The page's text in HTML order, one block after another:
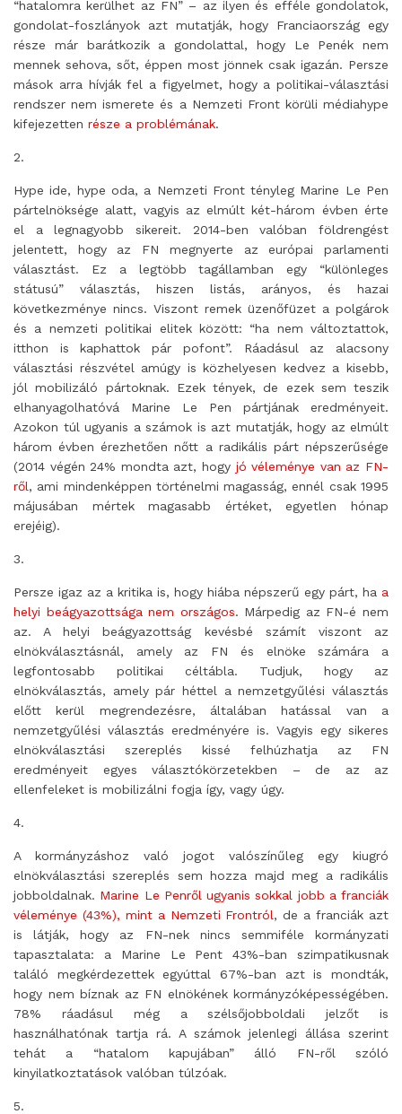
“hatalomra kerülhet az FN” – az ilyen és efféle gondolatok,
gondolat-foszlányok azt mutatják, hogy Franciaország egy
része már barátkozik a gondolattal, hogy Le Penék nem
mennek sehova, sőt, éppen most jönnek csak igazán. Persze
mások arra hívják fel a figyelmet, hogy a politikai-választási
rendszer nem ismerete és a Nemzeti Front körüli médiahype
kifejezetten része a problémának.
2.
Hype ide, hype oda, a Nemzeti Front tényleg Marine Le Pen
pártelnöksége alatt, vagyis az elmúlt két-három évben érte
el a legnagyobb sikereit. 2014-ben valóban földrengést
jelentett, hogy az FN megnyerte az európai parlamenti
választást. Ez a legtöbb tagállamban egy “különleges
státusú” választás, hiszen listás, arányos, és hazai
következménye nincs. Viszont remek üzenőfüzet a polgárok
és a nemzeti politikai elitek között: “ha nem változtattok,
itthon is kaphattok pár pofont”. Ráadásul az alacsony
választási részvétel amúgy is közhelyesen kedvez a kisebb,
jól mobilizáló pártoknak. Ezek tények, de ezek sem teszik
elhanyagolhatóvá Marine Le Pen pártjának eredményeit.
Azokon túl ugyanis a számok is azt mutatják, hogy az elmúlt
három évben érezhetően nőtt a radikális párt népszerűsége
(2014 végén 24% mondta azt, hogy jó véleménye van az FN-
ről, ami mindenképpen történelmi magasság, ennél csak 1995
májusában mértek magasabb értéket, egyetlen hónap
erejéig).
3.
Persze igaz az a kritika is, hogy hiába népszerű egy párt, ha a
helyi beágyazottsága nem országos. Márpedig az FN-é nem
az. A helyi beágyazottság kevésbé számít viszont az
elnökválasztásnál, amely az FN és elnöke számára a
legfontosabb politikai céltábla. Tudjuk, hogy az
elnökválasztás, amely pár héttel a nemzetgyűlési választás
előtt kerül megrendezésre, általában hatással van a
nemzetgyűlési választás eredményére is. Vagyis egy sikeres
elnökválasztási szereplés kissé felhúzhatja az FN
eredményeit egyes választókörzetekben – de az az
ellenfeleket is mobilizálni fogja így, vagy úgy.
4.
A kormányzáshoz való jogot valószínűleg egy kiugró
elnökválasztási szereplés sem hozza majd meg a radikális
jobboldalnak. Marine Le Penről ugyanis sokkal jobb a franciák
véleménye (43%), mint a Nemzeti Frontról, de a franciák azt
is látják, hogy az FN-nek nincs semmiféle kormányzati
tapasztalata: a Marine Le Pent 43%-ban szimpatikusnak
találó megkérdezettek egyúttal 67%-ban azt is mondták,
hogy nem bíznak az FN elnökének kormányzóképességében.
78% ráadásul még a szélsőjobboldali jelzőt is
használhatónak tartja rá. A számok jelenlegi állása szerint
tehát a “hatalom kapujában” álló FN-ről szóló
kinyilatkoztatások valóban túlzóak.
5.